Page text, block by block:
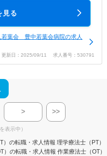
見る
若葉会 豊中若葉会病院の求人
更新日：2025/09/11 求人番号：530791
> >>
表示中）
）の転職・求人情報 理学療法士（PT）
）の転職・求人情報 作業療法士（OT